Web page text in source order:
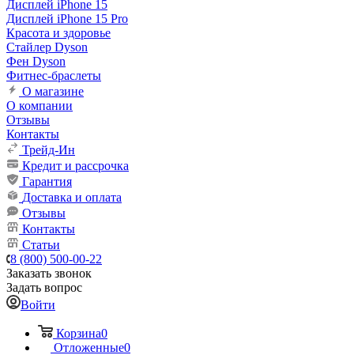
Дисплей iPhone 15
Дисплей iPhone 15 Pro
Красота и здоровье
Стайлер Dyson
Фен Dyson
Фитнес-браслеты
О магазине
О компании
Отзывы
Контакты
Трейд-Ин
Кредит и рассрочка
Гарантия
Доставка и оплата
Отзывы
Контакты
Статьи
8 (800) 500-00-22
Заказать звонок
Задать вопрос
Войти
Корзина0
Отложенные0